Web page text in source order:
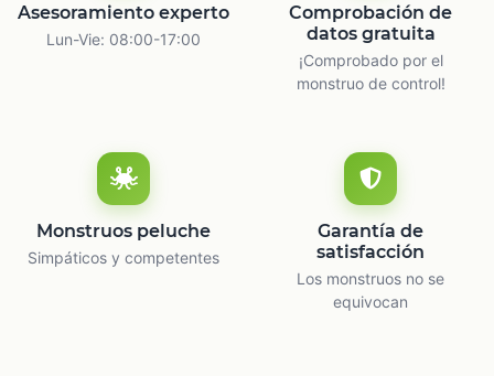
Asesoramiento experto
Lun-Vie: 08:00-17:00
Comprobación de
datos gratuita
¡Comprobado por el
monstruo de control!
Monstruos peluche
Simpáticos y competentes
Garantía de
satisfacción
Los monstruos no se
equivocan